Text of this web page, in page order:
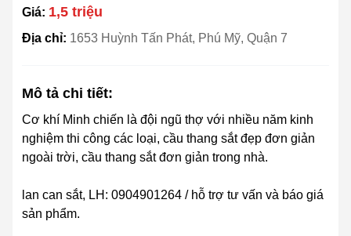
Giá: 1,5 triệu
Địa chỉ: 1653 Huỳnh Tấn Phát, Phú Mỹ, Quận 7
Mô tả chi tiết:
Cơ khí Minh chiến là đội ngũ thợ với nhiều năm kinh
nghiệm thi công các loại, cầu thang sắt đẹp đơn giản
ngoài trời, cầu thang sắt đơn giản trong nhà.
lan can sắt, LH: 0904901264 / hỗ trợ tư vấn và báo giá
sản phẩm.